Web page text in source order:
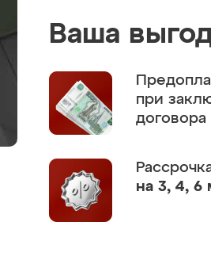
Ваша
при
договора
на 3, 4, 6